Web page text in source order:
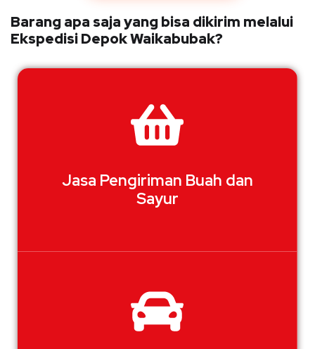
Barang apa saja yang bisa dikirim melalui
Ekspedisi Depok Waikabubak?
Jasa Pengiriman Buah dan
Sayur